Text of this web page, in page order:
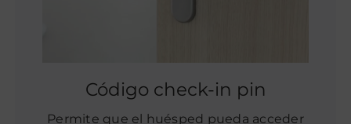
Código check-in pin
Permite que el huésped pueda acceder